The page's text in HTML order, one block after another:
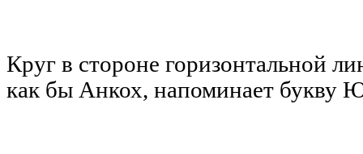
Круг в стороне горизонтальной
как бы Анкох, напоминает букву